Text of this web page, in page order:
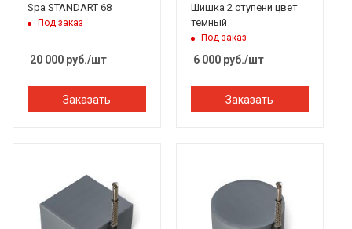
Spa STANDART 68
Под заказ
20 000 руб./шт
Заказать
Шишка 2 ступени цвет
темный
Под заказ
6 000руб./шт
Заказать